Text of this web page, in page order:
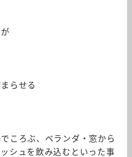
らせる
ころぶ、ベランダ・窓から
シュを飲み込むといった事